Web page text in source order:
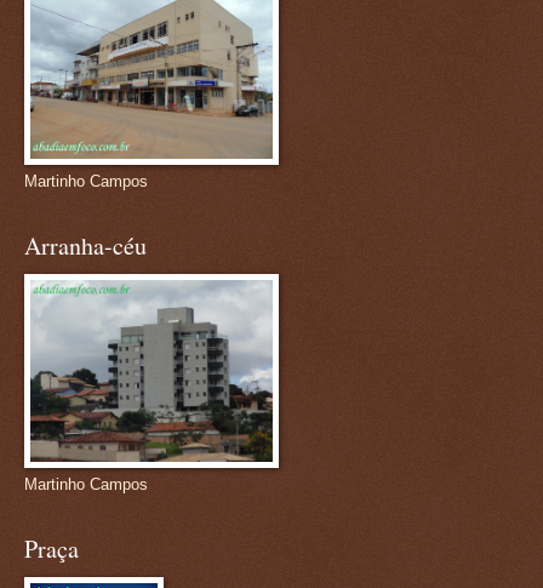
Martinho Campos
Arranha-céu
Martinho Campos
Praça